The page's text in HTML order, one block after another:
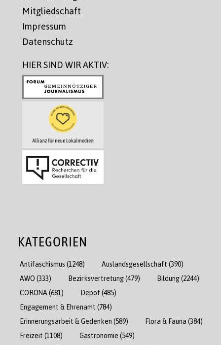
Mitgliedschaft
Impressum
Datenschutz
HIER SIND WIR AKTIV:
KATEGORIEN
Antifaschismus (1248) Auslandsgesellschaft (390)
AWO (333) Bezirksvertretung(479) Bildung(2244)
CORONA (681) Depot (485)
Engagement & Ehrenamt (784)
Erinnerungsarbeit & Gedenken (589) Flora & Fauna (384)
Freizeit (1108) Gastronomie (549)